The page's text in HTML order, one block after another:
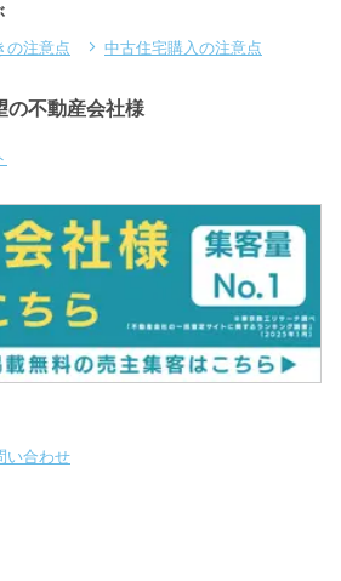
の注意点 中古住宅購入の注意点
の不動産会社様
い合わせ